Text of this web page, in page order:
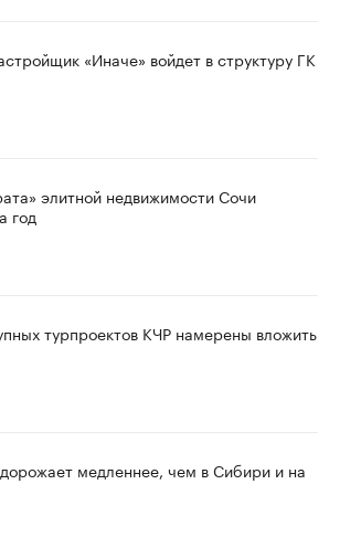
«Иначе» войдет в структуру ГК
элитной недвижимости Сочи
год
турпроектов КЧР намерены вложить
медленнее, чем в Сибири и на